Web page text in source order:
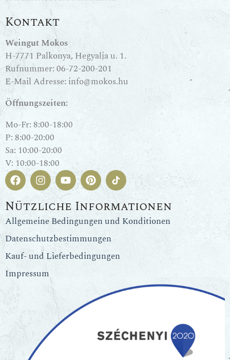
Kontakt
Weingut Mokos
H-7771 Palkonya, Hegyalja u. 1.
Rufnummer:06-72-200-201
E-Mail Adresse: info@mokos.hu
Öffnungszeiten:
Mo-Fr: 8:00-18:00
P: 8:00-20:00
Sa: 10:00-20:00
V: 10:00-18:00
Nützliche Informationen
Allgemeine Bedingungen und Konditionen
Datenschutzbestimmungen
Kauf- und Lieferbedingungen
Impressum